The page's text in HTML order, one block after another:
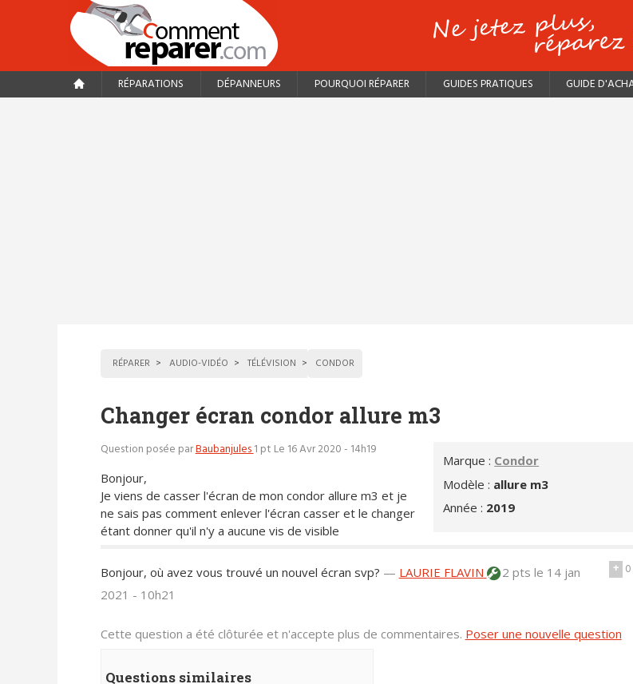
RÉPARATIONS DÉPANNEURS POURQUOI RÉPARER GUIDES PRATIQUES GUIDE
RÉPARER AUDIO-VIDÉO TÉLÉVISION CONDOR
Changer écran condor allure m3
Marque : Condor
Modèle : allure m3
Année : 2019
Question posée parBaubanjules1 pt Le 16 Avr 2020 - 14h19
Bonjour,
Je viens de casser l'écran de mon condor allure m3 et je
ne sais pas comment enlever l'écran casser et le changer
étant donner qu'il n'y a aucune vis de visible
+ 0
Bonjour, où avez vous trouvé un nouvel écran svp? — LAURIE FLAVIN 2 pts le 14 jan
2021 - 10h21
Cette question a été clôturée et n'accepte plus de commentaires. Poser une nouvelle question
Questions similaires